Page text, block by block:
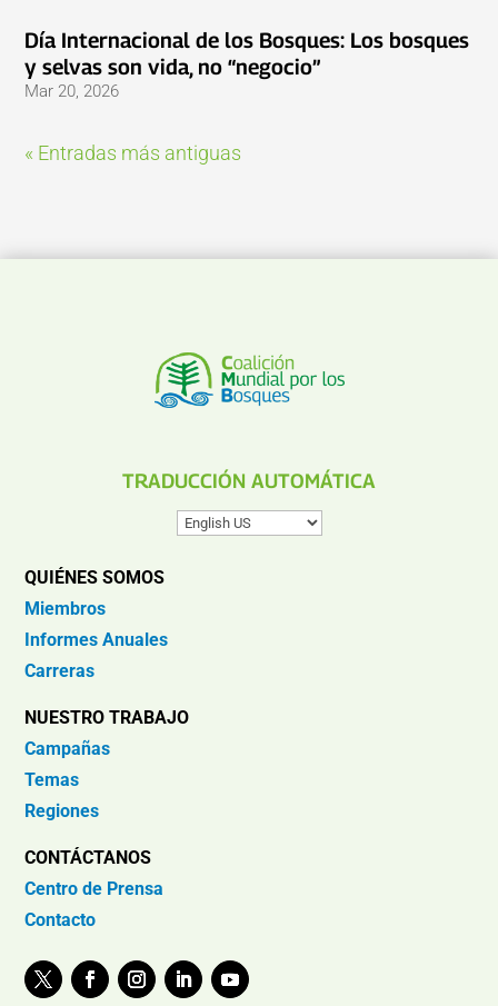
Día Internacional de los Bosques: Los bosques
y selvas son vida, no “negocio”
Mar 20, 2026
« Entradas más antiguas
TRADUCCIÓN AUTOMÁTICA
QUIÉNES SOMOS
Miembros
Informes Anuales
Carreras
NUESTRO TRABAJO
Campañas
Temas
Regiones
CONTÁCTANOS
Centro de Prensa
Contacto